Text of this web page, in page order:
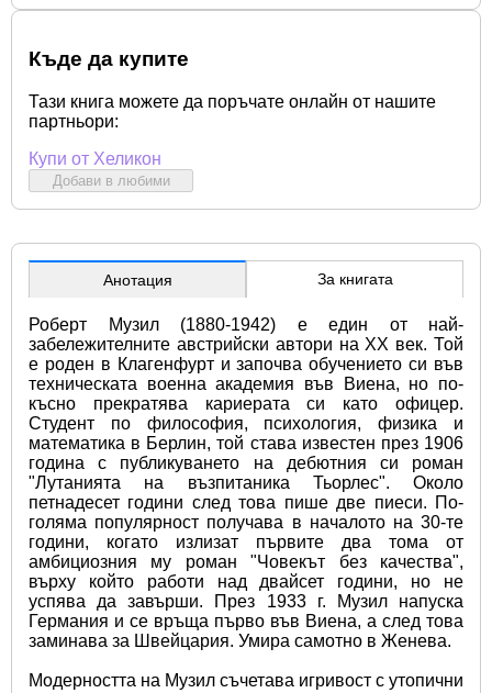
Къде да купите
Тази книга можете да поръчате онлайн от нашите
партньори:
Купи от Хеликон
Добави в любими
Анотация За книгата
Роберт Музил (1880-1942) е един от най-
забележителните австрийски автори на ХХ век. Той
е роден в Клагенфурт и започва обучението си във
техническата военна академия във Виена, но по-
късно прекратява кариерата си като офицер.
Студент по философия, психология, физика и
математика в Берлин, той става известен през 1906
година с публикуването на дебютния си роман
"Лутанията на възпитаника Тьорлес". Около
петнадесет години след това пише две пиеси. По-
голяма популярност получава в началото на 30-те
години, когато излизат първите два тома от
амбициозния му роман "Човекът без качества",
върху който работи над двайсет години, но не
успява да завърши. През 1933 г. Музил напуска
Германия и се връща първо във Виена, а след това
заминава за Швейцария. Умира самотно в Женева.
Модерността на Музил съчетава игривост с утопични